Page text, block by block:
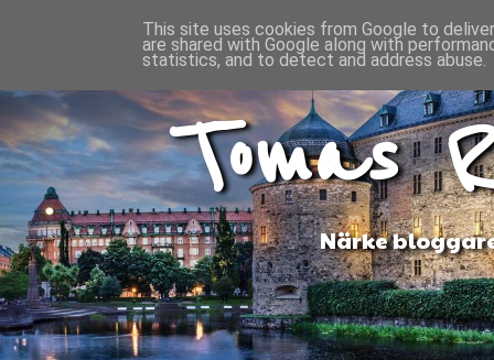
Tomas
Närke
This site uses cookies from Google to
are shared with Google along with
statistics, and to detect and address abuse.